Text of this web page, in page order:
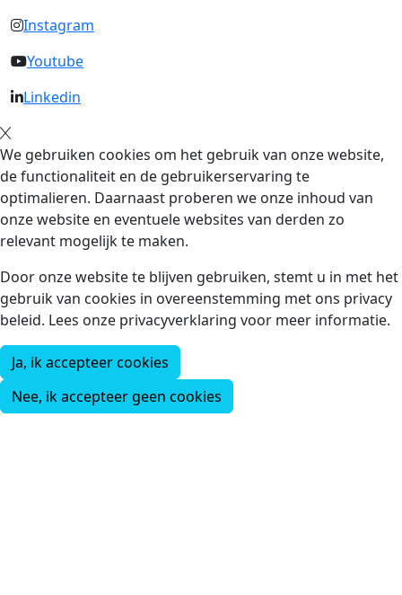
Instagram
Youtube
Linkedin
We gebruiken cookies om het gebruik van onze website,
de functionaliteit en de gebruikerservaring te
optimalieren. Daarnaast proberen we onze inhoud van
onze website en eventuele websites van derden zo
relevant mogelijk te maken.
Door onze website te blijven gebruiken, stemt u in met het
gebruik van cookies in overeenstemming met ons privacy
beleid. Lees onze privacyverklaring voor meer informatie.
Ja, ik accepteer cookies
Nee, ik accepteer geen cookies